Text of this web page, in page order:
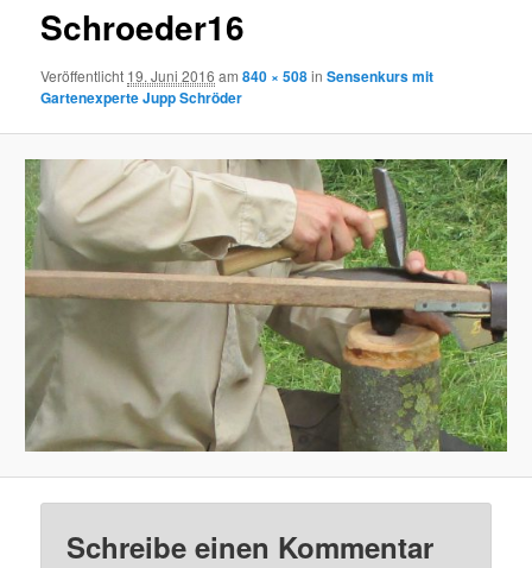
Schroeder16
Veröffentlicht 19. Juni 2016 am840 × 508inSensenkurs mit
Gartenexperte Jupp Schröder
Schreibe einen Kommentar